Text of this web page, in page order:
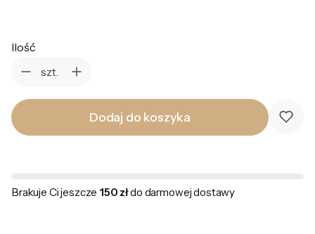
Ilość
szt.
Dodaj do koszyka
Brakuje Ci jeszcze 150 złdo darmowej dostawy